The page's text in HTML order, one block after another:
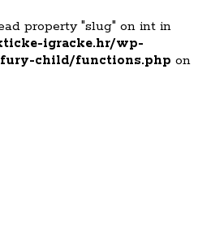
property "slug" on int in
igracke.hr/wp-
child/functions.php on